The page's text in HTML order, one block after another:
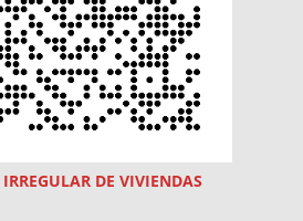
IRREGULAR DE VIVIENDAS